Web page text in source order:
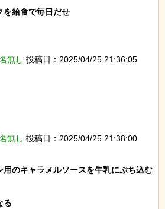
を給食で毎日だせ
無し 投稿日：2025/04/25 21:36:05
無し 投稿日：2025/04/25 21:38:00
のキャラメルソースを牛乳にぶち込む
る